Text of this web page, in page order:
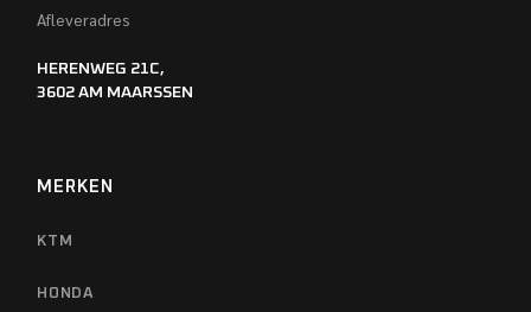
Afleveradres
HERENWEG 21C,
3602 AM MAARSSEN
MERKEN
KTM
HONDA